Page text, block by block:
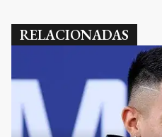
Cuáles fueron las
historia del fútbol